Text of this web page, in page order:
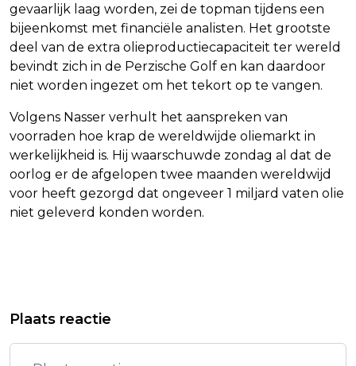
gevaarlijk laag worden, zei de topman tijdens een
bijeenkomst met financiële analisten. Het grootste
deel van de extra olieproductiecapaciteit ter wereld
bevindt zich in de Perzische Golf en kan daardoor
niet worden ingezet om het tekort op te vangen.
Volgens Nasser verhult het aanspreken van
voorraden hoe krap de wereldwijde oliemarkt in
werkelijkheid is. Hij waarschuwde zondag al dat de
oorlog er de afgelopen twee maanden wereldwijd
voor heeft gezorgd dat ongeveer 1 miljard vaten olie
niet geleverd konden worden.
ACTIE VOOR JUBILEREND ALPE
KONINGSPAAR KRIJGT KOMEND
WEEKEND INDIASE PREMIER MODI OP
Plaats reactie